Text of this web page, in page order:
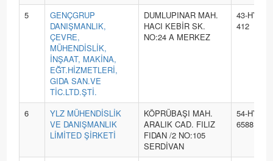
5
GENÇGRUP
DANIŞMANLIK,
ÇEVRE,
MÜHENDİSLİK,
İNŞAAT, MAKİNA,
EĞT.HİZMETLERİ,
GIDA SAN.VE
TİC.LTD.ŞTİ.
DUMLUPINAR MAH.
HACI KEBİR SK.
NO:24 A MERKEZ
43-HYB-
412
6
YLZ MÜHENDİSLİK
VE DANIŞMANLIK
LİMİTED ŞİRKETİ
KÖPRÜBAŞI MAH.
ARALIK CAD. FILIZ
FIDAN /2 NO:105
SERDİVAN
54-HYB-
6588